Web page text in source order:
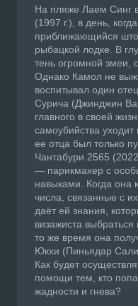
На пляже Лаем Синг
(1997 г.), в день,
приближающийся
рыбацкой лодке. В
тень огромной змеи,
Однако Камол не
воспитывал один
Сурича (Джинджин
главного в своей
самоубийства
ее отца был только
Чантабури 2565
— парикмахер с
навыками. Когда она
числа, связанные с
даёт ей знания,
визажиста
то же время она
Юкхи (Пиньядар
Как будет
помощи тем, кто
жадности и гнева?